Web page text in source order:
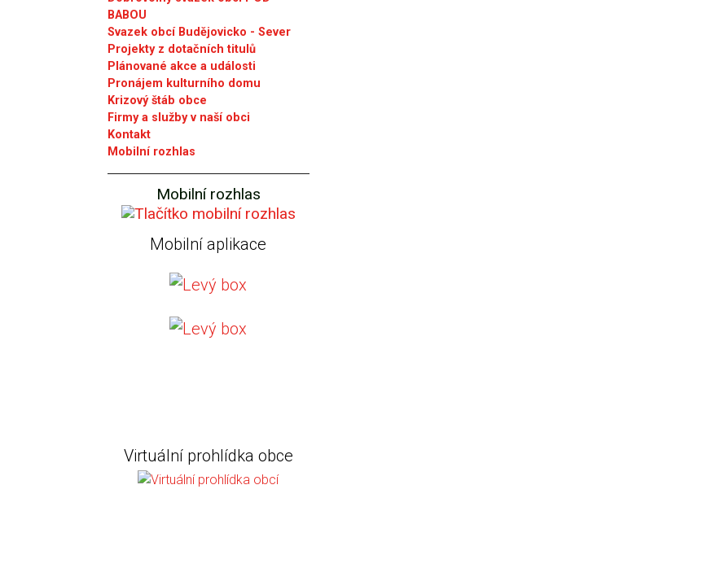
BABOU
Svazek obcí Budějovicko - Sever
Projekty z dotačních titulů
Plánované akce a události
Pronájem kulturního domu
Krizový štáb obce
Firmy a služby v naší obci
Kontakt
Mobilní rozhlas
Mobilní rozhlas
Mobilní aplikace
Virtuální prohlídka obce